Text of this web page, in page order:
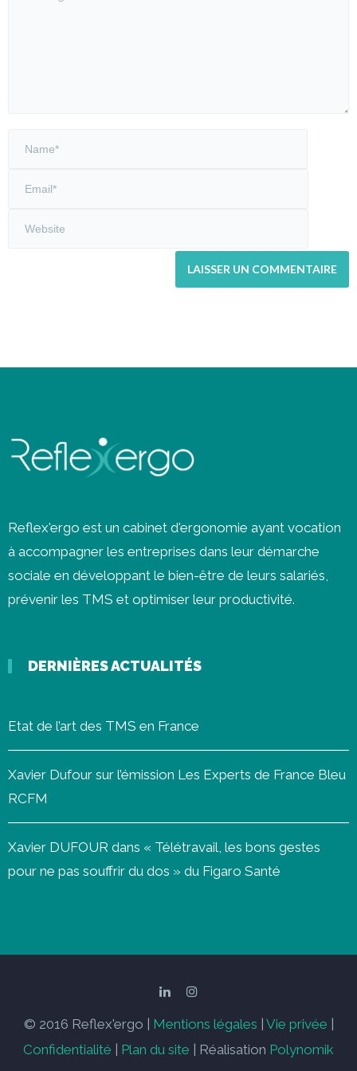
Reflex'ergo est un cabinet d'ergonomie ayant vocation
à accompagner les entreprises dans leur démarche
sociale en développant le bien-être de leurs salariés,
prévenir les TMS et optimiser leur productivité.
DERNIÈRES ACTUALITÉS
Etat de l’art des TMS en France
Xavier Dufour sur l’émission Les Experts de France Bleu
RCFM
Xavier DUFOUR dans « Télétravail, les bons gestes
pour ne pas souffrir du dos » du Figaro Santé
© 2016 Reflex'ergo | Mentions légales Vie privée
Confidentialité
Plan du site | Réalisation Polynomik